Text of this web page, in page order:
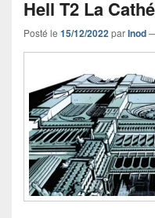
Hell T2 La
Posté le 15/12/2022parInod